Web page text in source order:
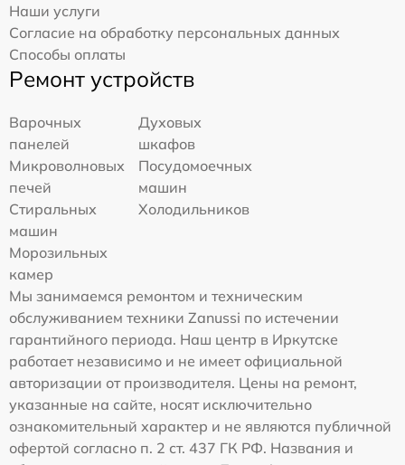
Наши услуги
Согласие на обработку персональных данных
Способы оплаты
Ремонт устройств
Варочных
панелей
Духовых
шкафов
Микроволновых
печей
Посудомоечных
машин
Стиральных
машин
Холодильников
Морозильных
камер
Мы занимаемся ремонтом и техническим
обслуживанием техники Zanussi по истечении
гарантийного периода. Наш центр в Иркутске
работает независимо и не имеет официальной
авторизации от производителя. Цены на ремонт,
указанные на сайте, носят исключительно
ознакомительный характер и не являются публичной
офертой согласно п. 2 ст. 437 ГК РФ. Названия и